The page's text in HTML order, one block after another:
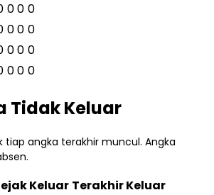
00 0
00 0
00 0
00 0
Tidak Keluar
tiap angka terakhir muncul. Angka
Keluar Terakhir Keluar